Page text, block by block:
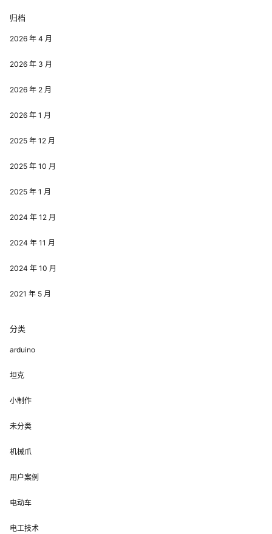
归档
2026 年 4 月
2026 年 3 月
2026 年 2 月
2026 年 1 月
2025 年 12 月
2025 年 10 月
2025 年 1 月
2024 年 12 月
2024 年 11 月
2024 年 10 月
2021 年 5 月
分类
arduino
坦克
小制作
未分类
机械爪
用户案例
电动车
电工技术